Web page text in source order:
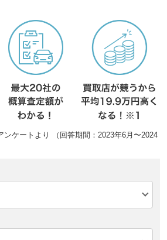
ンケートより （回答期間：2023年6月〜2024